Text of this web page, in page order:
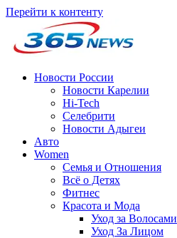
Перейти к контенту
Новости России
Новости Карелии
Hi-Tech
Селебрити
Новости Адыгеи
Авто
Women
Семья и Отношения
Всё о Детях
Фитнес
Красота и Мода
Уход за Волосами
Уход За Лицом